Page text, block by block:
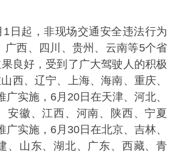
起，非现场交通安全违法行为
广西、四川、贵州、云南等5个省
良好，受到了广大驾驶人的积极
西、辽宁、上海、海南、重庆、
广实施，6月20日在天津、河北、
安徽、江西、河南、陕西、宁夏
广实施，6月30日在北京、吉林、
、山东、湖北、广东、西藏、青